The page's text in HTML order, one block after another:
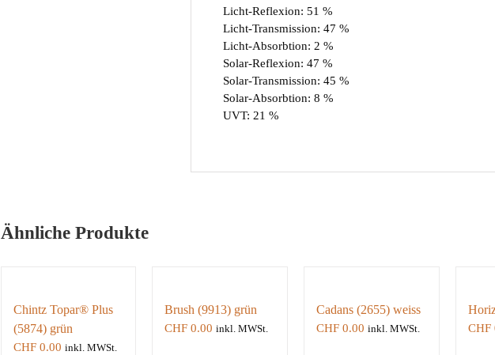
Licht-Reflexion: 51 %
Licht-Transmission: 47 %
Licht-Absorbtion: 2 %
Solar-Reflexion: 47 %
Solar-Transmission: 45 %
Solar-Absorbtion: 8 %
UVT: 21 %
Ähnliche Produkte
Chintz Topar® Plus
(5874) grün
CHF0.00 inkl. MWSt.
Brush (9913) grün
CHF 0.00 inkl. MWSt.
Cadans (2655) weiss
CHF0.00 inkl. MWSt. CHF